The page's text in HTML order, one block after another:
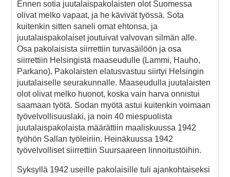
Ennen sotia juutalaispakolaisten olot Suomessa
olivat melko vapaat, ja he kävivät työssä. Sota
kuitenkin sitten saneli omat ehtonsa, ja
juutalaispakolaiset joutuivat valvovan silmän alle.
Osa pakolaisista siirrettiin turvasäilöön ja osa
siirrettiin Helsingistä maaseudulle (Lammi, Hauho,
Parkano). Pakolaisten elatusvastuu siirtyi Helsingin
juutalaiselle seurakunnalle. Maaseudulla juutalaisten
olot olivat melko huonot, koska vain harva onnistui
saamaan työtä. Sodan myötä astui kuitenkin voimaan
työvelvollisuuslaki, ja noin 40 miespuolista
juutalaispakolaista määrättiin maaliskuussa 1942
työhön Sallan työleiriin. Heinäkuussa 1942
työvelvolliset siirrettiin Suursaareen linnoitustöihin.
Syksyllä 1942 useille pakolaisille tuli ajankohtaiseksi